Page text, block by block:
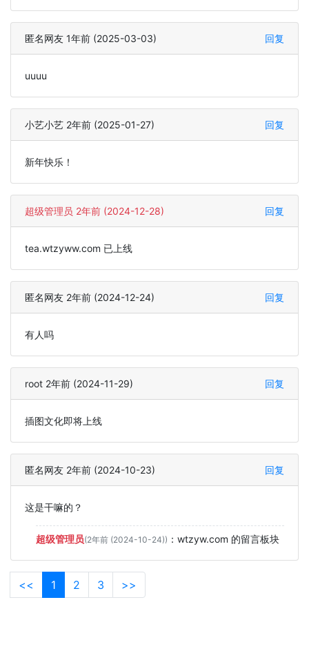
匿名网友 1年前 (2025-03-03) 回复
uuuu
小艺小艺 2年前 (2025-01-27) 回复
新年快乐！
超级管理员 2年前 (2024-12-28) 回复
tea.wtzyww.com 已上线
匿名网友 2年前 (2024-12-24) 回复
有人吗
root 2年前 (2024-11-29) 回复
插图文化即将上线
匿名网友 2年前 (2024-10-23) 回复
这是干嘛的？
超级管理员(2年前 (2024-10-24)) ： wtzyw.com 的留言板块
<< 1 2 3 >>